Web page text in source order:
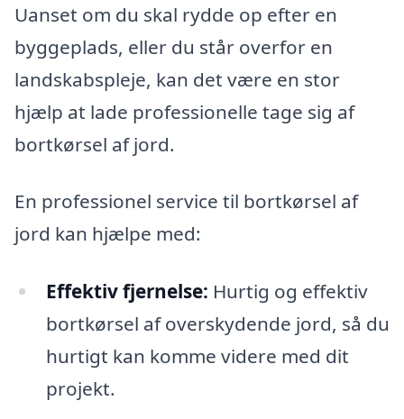
Uanset om du skal rydde op efter en
byggeplads, eller du står overfor en
landskabspleje, kan det være en stor
hjælp at lade professionelle tage sig af
bortkørsel af jord.
En professionel service til bortkørsel af
jord kan hjælpe med:
Effektiv fjernelse: Hurtig og effektiv
bortkørsel af overskydende jord, så du
hurtigt kan komme videre med dit
projekt.